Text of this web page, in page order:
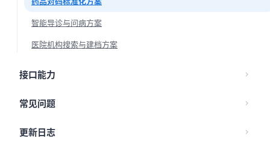
智能导诊与问病方案
医院机构搜索与建档方案
接口能力
常见问题
更新日志